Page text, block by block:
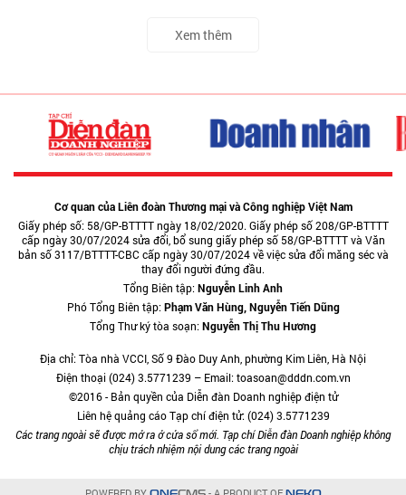
Xem thêm
Cơ quan của Liên đoàn Thương mại và Công nghiệp Việt Nam
Giấy phép số: 58/GP-BTTTT ngày 18/02/2020. Giấy phép số 208/GP-BTTTT
cấp ngày 30/07/2024 sửa đổi, bổ sung giấy phép số 58/GP-BTTTT và Văn
bản số 3117/BTTTT-CBC cấp ngày 30/07/2024 về việc sửa đổi măng séc và
thay đổi người đứng đầu.
Tổng Biên tập:Nguyễn Linh Anh
Phó Tổng Biên tập:Phạm Văn Hùng, Nguyễn Tiến Dũng
Tổng Thư ký tòa soạn:Nguyễn Thị Thu Hương
Địa chỉ: Tòa nhà VCCI, Số 9 Đào Duy Anh, phường Kim Liên, Hà Nội
Điện thoại (024) 3.5771239 – Email: toasoan@dddn.com.vn
©2016 - Bản quyền của Diễn đàn Doanh nghiệp điện tử
Liên hệ quảng cáo Tạp chí điện tử: (024) 3.5771239
Các trang ngoài sẽ được mở ra ở cửa sổ mới. Tạp chí Diễn đàn Doanh nghiệp không
chịu trách nhiệm nội dung các trang ngoài